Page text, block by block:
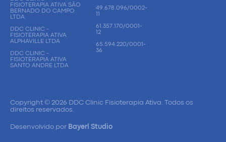
FISIOTERAPIA ATIVA SÃO
BERNADO DO CAMPO
LTDA.
DDC CLINIC -
FISIOTERAPIA ATIVA
ALPHAVILLE LTDA
DDC CLINIC -
FISIOTERAPIA ATIVA
SANTO ANDRE LTDA
49.678.096/0002-
11
61.357.170/0001-
12
65.594.220/0001-
36
Copyright © 2026 DDC Clinic Fisioterapia Ativa. Todos os
direitos reservados.
Desenvolvido por Bayerl Studio